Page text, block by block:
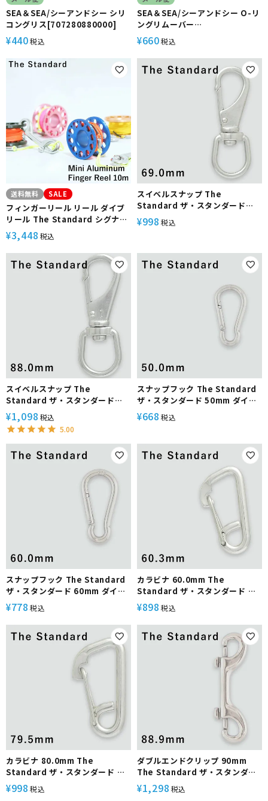
SEA＆SEA/シーアンドシー シリ
コングリス[707280880000]
¥440税込
SEA＆SEA/シーアンドシー O-リ
ングリムーバー
01920[707280870000]
¥660税込
送料無料 SALE
フィンガーリール リール ダイブ
リール The Standard シグナル
フロート用 ダイビング アルミ パ
ーツ ロープ 10m ダイビングリー
ル
¥3,448 税込
スイベルスナップ The
Standard ザ・スタンダード
70mm ダイビング アクセサリー
パーツ ステンレス製 重器材
¥998 税込
スイベルスナップ The
Standard ザ・スタンダード
88.0mm ダイビング アクセサリ
ー パーツ ステンレス製 重器材
¥1,098 税込
5.00
スナップフック The Standard
ザ・スタンダード 50mm ダイビ
ング アクセサリー パーツ ステン
レス製 重器材
¥668 税込
スナップフック The Standard
ザ・スタンダード 60mm ダイビ
ング アクセサリー パーツ ステン
レス製 重器材
¥778 税込
カラビナ 60.0mm The
Standard ザ・スタンダード ダ
イビング アクセサリー パーツ ス
テンレス製 重器材
¥898 税込
カラビナ 80.0mm The
Standard ザ・スタンダード ダ
イビング アクセサリー パーツ ス
テンレス製 重器材
¥998 税込
ダブルエンドクリップ 90mm
The Standard ザ・スタンダー
ド ダイビング アクセサリー パー
ツ ステンレス製 重器材
¥1,298 税込